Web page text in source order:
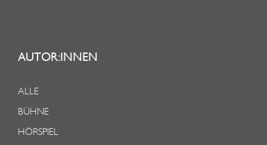
AUTOR:INNEN
ALLE
BÜHNE
HÖRSPIEL